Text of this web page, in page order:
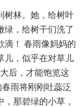
树林。她，给树叶
绿，给树干们洗了
滴！ 春雨像妈妈的
儿，似乎在对草儿
后，才能饱览这
雨将刚刚吐蕊泛
那碧绿的小草，